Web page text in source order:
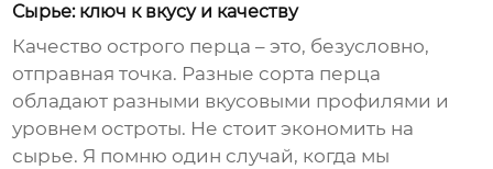
Сырье: ключ к вкусу и качеству
Качество острого перца – это, безусловно,
отправная точка. Разные сорта перца
обладают разными вкусовыми профилями и
уровнем остроты. Не стоит экономить на
сырье. Я помню один случай, когда мы